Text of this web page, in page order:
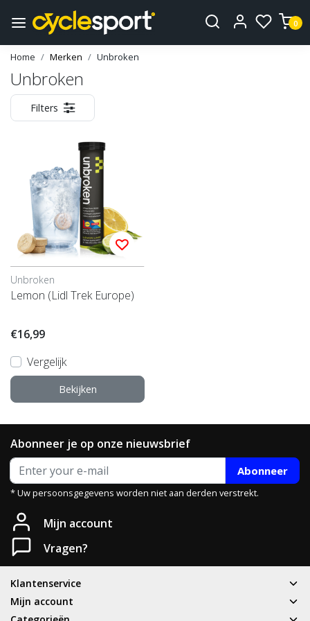
0
Home Merken Unbroken
Unbroken
Filters
Unbroken
Lemon (Lidl Trek Europe)
€16,99
Vergelijk
Bekijken
Abonneer je op onze nieuwsbrief
Abonneer
* Uw persoonsgegevens worden niet aan derden verstrekt.
Mijn account
Vragen?
Klantenservice
Mijn account